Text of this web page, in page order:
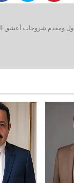
ومقدم شروحات أعشق